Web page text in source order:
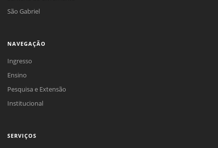
São Gabriel
NAVEGAÇÃO
Ingresso
Ensino
Pesquisa e Extensão
Institucional
SERVIÇOS